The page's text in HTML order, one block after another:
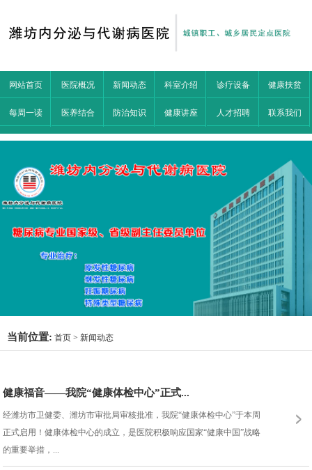
网站首页 医院概况 新闻动态 科室介绍 诊疗设备 健康扶贫
每周一读 医养结合 防治知识 健康讲座 人才招聘 联系我们
当前位置: 首页 > 新闻动态
健康福音——我院“健康体检中心”正式...
经潍坊市卫健委、潍坊市审批局审核批准，我院“健康体检中心”于本周
正式启用！健康体检中心的成立，是医院积极响应国家“健康中国”战略
的重要举措，...